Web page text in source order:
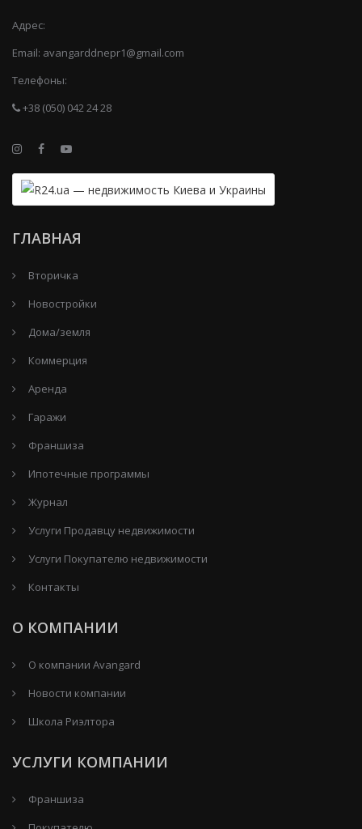
Адрес:
Email: avangarddnepr1@gmail.com
Телефоны:
+38 (050) 042 24 28
ГЛАВНАЯ
Вторичка
Новостройки
Дома/земля
Коммерция
Аренда
Гаражи
Франшиза
Ипотечные программы
Журнал
Услуги Продавцу недвижимости
Услуги Покупателю недвижимости
Контакты
О КОМПАНИИ
О компании Avangard
Новости компании
Школа Риэлтора
УСЛУГИ КОМПАНИИ
Франшиза